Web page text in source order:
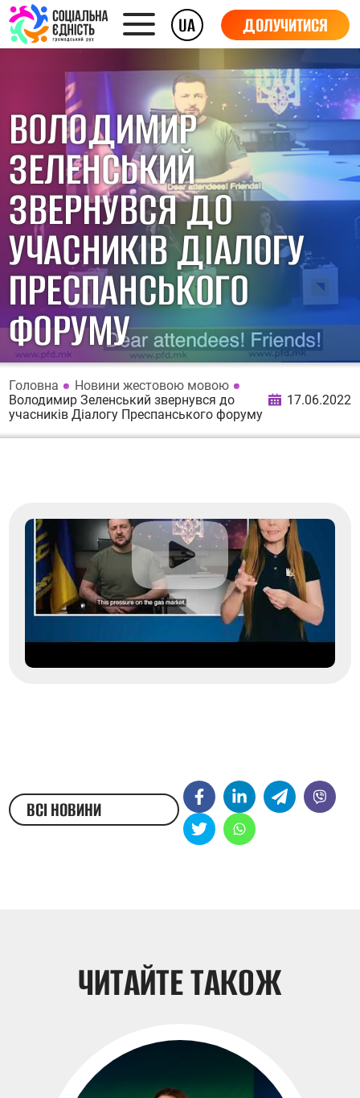
UA ДОЛУЧИТИСЯ
ВОЛОДИМИР
ЗЕЛЕНСЬКИЙ
ЗВЕРНУВСЯ ДО
УЧАСНИКІВ ДІАЛОГУ
ПРЕСПАНСЬКОГО
ФОРУМУ
Головна
Новини жестовою мовою
Володимир Зеленський звернувся до
учасників Діалогу Преспанського форуму
17.06.2022
ВСІ НОВИНИ
ЧИТАЙТЕ ТАКОЖ